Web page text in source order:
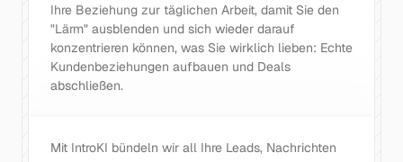
Ihre Beziehung zur täglichen Arbeit, damit Sie den
"Lärm" ausblenden und sich wieder darauf
konzentrieren können, was Sie wirklich lieben: Echte
Kundenbeziehungen aufbauen und Deals
abschließen.
Mit IntroKI bündeln wir all Ihre Leads, Nachrichten